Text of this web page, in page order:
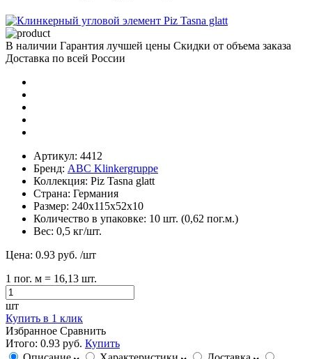
В наличии Гарантия лучшей цены Скидки от объема заказа
Доставка по всей России
Артикул: 4412
Бренд: ABC Klinkergruppe
Коллекция: Piz Tasna glatt
Страна: Германия
Размер: 240х115х52х10
Количество в упаковке: 10 шт. (0,62 пог.м.)
Вес: 0,5 кг/шт.
Цена: 0.93 руб. /шт
1 пог. м = 16,13 шт.
шт
Купить в 1 клик
Избранное Сравнить
Итого: 0.93 руб. Купить